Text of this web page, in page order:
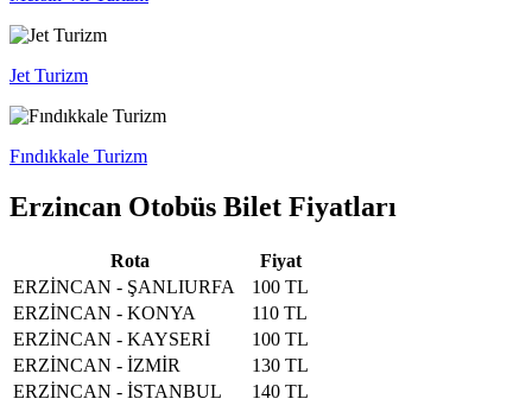
Jet Turizm
Fındıkkale Turizm
Erzincan Otobüs Bilet Fiyatları
Rota
Fiyat
ERZİNCAN - ŞANLIURFA
100 TL
ERZİNCAN - KONYA
110 TL
ERZİNCAN - KAYSERİ
100 TL
ERZİNCAN - İZMİR
130 TL
ERZİNCAN - İSTANBUL
140 TL